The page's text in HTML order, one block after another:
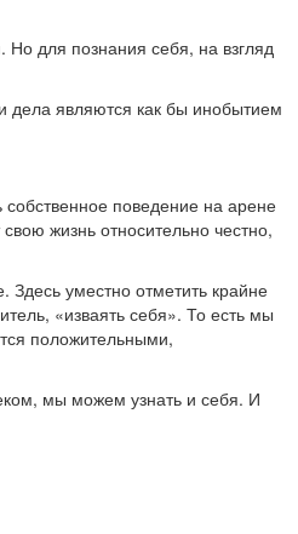
для познания себя, на взгляд
дела являются как бы инобытием
поведение на арене
жизнь относительно честно,
уместно отметить крайне
«изваять себя». То есть мы
положительными,
мы можем узнать и себя. И